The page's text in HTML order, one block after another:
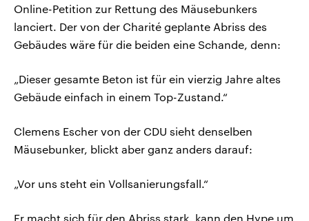
Online-Petition zur Rettung des Mäusebunkers
lanciert. Der von der Charité geplante Abriss des
Gebäudes wäre für die beiden eine Schande, denn:
„Dieser gesamte Beton ist für ein vierzig Jahre altes
Gebäude einfach in einem Top-Zustand.“
Clemens Escher von der CDU sieht denselben
Mäusebunker, blickt aber ganz anders darauf:
„Vor uns steht ein Vollsanierungsfall.“
Er macht sich für den Abriss stark, kann den Hype um